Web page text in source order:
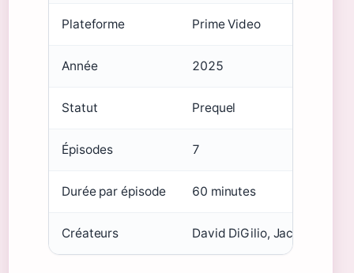
Plateforme Prime Video
Année 2025
Statut Prequel
Épisodes 7
Durée par épisode 60 minutes
Créateurs David DiGilio, Jack Carr